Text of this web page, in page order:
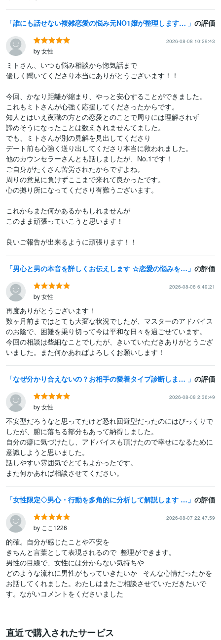
誰にも話せない複雑恋愛の悩み元NO1嬢が整理します 夜職女性への恋・夜職恋愛・不倫・片思い・年の差・遠距離・失恋 の評価
2026-08-08 10:29:43
by 女性
ミトさん、いつも悩み相談から惚気話まで
優しく聞いてくださり本当にありがとうございます！！
今回、かなり距離が縮まり、やっと安心することができました。
これもミトさんが心強く応援してくださったからです。
知人とはいえ夜職の方との恋愛とのことで周りには理解されず
諦めそうになったことは数えきれませんてました。
でも、ミトさんが別の見解を見出してくださり
デート前も心強く送り出してくださり本当に救われました。
他のカウンセラーさんとも話しましたが、No.1です！
ご自身がたくさん苦労されたからですよね。
周りの意見に負けずここまで来れて良かったです。
心の拠り所になってくださり有難うございます。
これからまた何かあるかもしれませんが
このまま頑張っていこうと思います！
良いご報告が出来るように頑張ります！！
男心と男の本音を詳しくお伝えします ☆恋愛の悩みを何でもお聞かせ下さい。ズバリお答えします の評価
2026-08-08 6:49:21
by 女性
再度ありがとうございます！
数ヶ月前まではとても大変な状況でしたが、マスターのアドバイス
のお陰で、困難を乗り切って今は平和な日々を過ごせています。
今回の相談は些細なことでしたが、きいていただきありがとうござ
いました。また何かあればよろしくお願いします！
なぜ分かり合えないの？お相手の愛着タイプ診断します 現役カウンセラーがお相手の本音や効果的な接し方をお伝えします の評価
2026-08-08 2:36:49
by 女性
不安型だろうなと思ってたけど恐れ回避型だったのにはびっくりで
したが、腑に落ちる部分もあって納得しました。
自分の癖に気づけたし、アドバイスも頂けたので幸せになるために
意識しようと思いました。
話しやすい雰囲気でとてもよかったです。
また何かあれば相談させてください。
女性限定◇男心・行動を多角的に分析して解説します 男女共にモテるイケおじ山谷の経験と知識で最適解を探ります の評価
2026-08-07 22:47:59
by ここ1226
的確。自分が感じたことや不安を
きちんと言葉として表現されるので  整理ができます。
男性の目線で、女性には分からない気持ちや
どのような流れに男性がもっていきたいか   そんな心情だったかを
お話してくれました。わたしはまたご相談させていただきたいで
直近で購入されたサービス